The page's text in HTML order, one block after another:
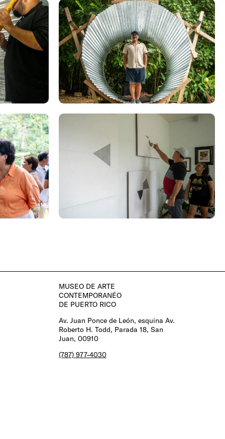
MUSEO DE ARTE
CONTEMPORANÉO
DE PUERTO RICO
Av. Juan Ponce de León, esquina Av.
Roberto H. Todd, Parada 18, San
Juan, 00910
(787) 977-4030